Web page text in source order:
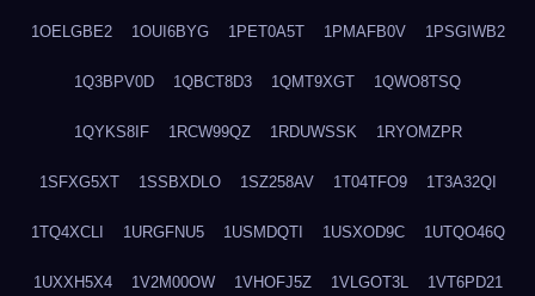
1OELGBE2 1OUI6BYG 1PET0A5T 1PMAFB0V 1PSGIWB2
1Q3BPV0D 1QBCT8D3 1QMT9XGT 1QWO8TSQ
1QYKS8IF 1RCW99QZ 1RDUWSSK 1RYOMZPR
1SFXG5XT 1SSBXDLO 1SZ258AV 1T04TFO9 1T3A32QI
1TQ4XCLI 1URGFNU5 1USMDQTI 1USXOD9C 1UTQO46Q
1UXXH5X4 1V2M00OW 1VHOFJ5Z 1VLGOT3L 1VT6PD21